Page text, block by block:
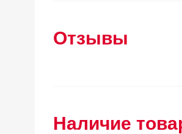
Отзывы
Наличие